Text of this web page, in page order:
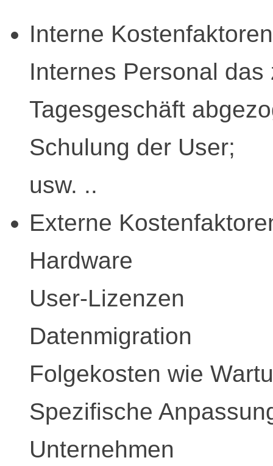
Interne
Internes Personal das
Tagesgeschäft
Schulung der User;
usw. ..
Externe
Hardware
User-Lizenzen
Datenmigration
Folgekosten wie
Spezifische
Unternehmen